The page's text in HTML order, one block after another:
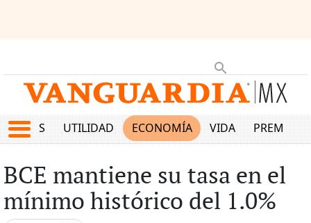
UTILIDAD ECONOMÍA VIDA PREMIUM
BCE mantiene su tasa en el
mínimo histórico del 1.0%